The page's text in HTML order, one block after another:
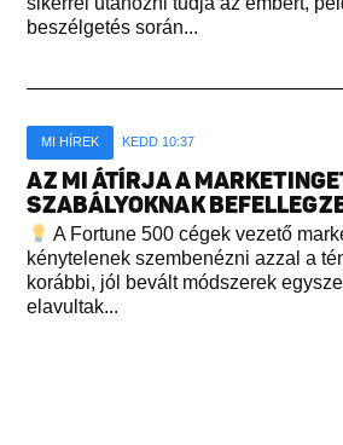
beszélgetés során...
MI HÍREK KEDD 10:37
AZ MI ÁTÍRJA A
SZABÁLYOKNAK
A Fortune 500 cégek vezető
kénytelenek szembenézni azzal a
korábbi, jól bevált módszerek
elavultak...